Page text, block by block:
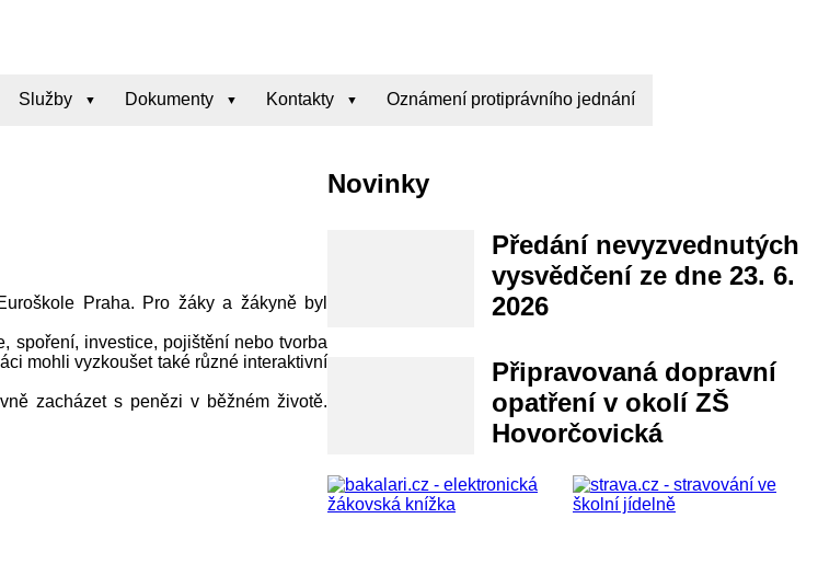
Služby Dokumenty Kontakty Oznámení protiprávního jednání
Praha. Pro žáky a žákyně byl
spoření, investice, pojištění nebo tvorba
mohli vyzkoušet také různé interaktivní
zacházet s penězi v běžném životě.
Novinky
Předání nevyzvednutých
vysvědčení ze dne 23. 6.
2026
Připravovaná dopravní
opatření v okolí ZŠ
Hovorčovická